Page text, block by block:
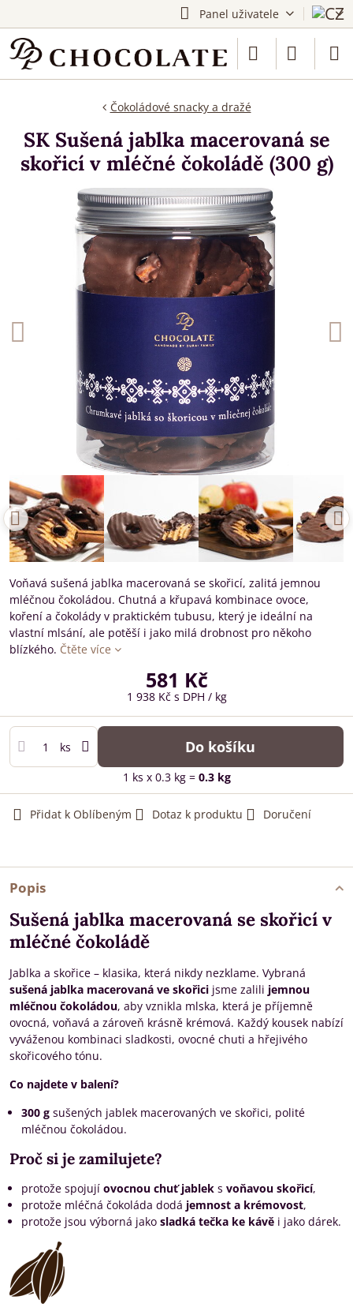
Panel uživatele
Čokoládové snacky a dražé
SK Sušená jablka macerovaná se
skořicí v mléčné čokoládě (300 g)
Voňavá sušená jablka macerovaná se skořicí, zalitá jemnou
mléčnou čokoládou. Chutná a křupavá kombinace ovoce,
koření a čokolády v praktickém tubusu, který je ideální na
vlastní mlsání, ale potěší i jako milá drobnost pro někoho
blízkého. Čtěte více
581 Kč
1 938 Kč s DPH / kg
ks Do košíku
1 ks x 0.3 kg = 0.3kg
Přidat k Oblíbeným Dotaz k produktu Doručení
Popis
Sušená jablka macerovaná se skořicí v
mléčné čokoládě
Jablka a skořice – klasika, která nikdy nezklame. Vybraná
sušená jablka macerovaná ve skořici jsme zalili jemnou
mléčnou čokoládou, aby vznikla mlska, která je příjemně
ovocná, voňavá a zároveň krásně krémová. Každý kousek nabízí
vyváženou kombinaci sladkosti, ovocné chuti a hřejivého
skořicového tónu.
Co najdete v balení?
300 g sušených jablek macerovaných ve skořici, polité
mléčnou čokoládou.
Proč si je zamilujete?
protože spojují ovocnou chuť jablek s voňavou skořicí,
protože mléčná čokoláda dodá jemnost a krémovost,
protože jsou výborná jako sladká tečka ke kávě i jako dárek.